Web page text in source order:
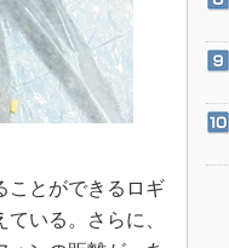
ことができるロギ
いる。さらに、